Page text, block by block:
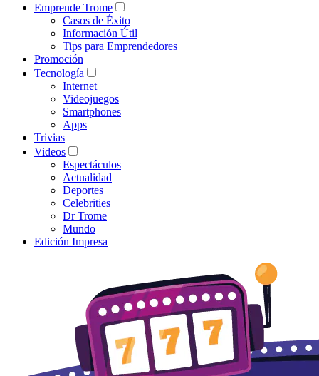
Emprende Trome
Casos de Éxito
Información Útil
Tips para Emprendedores
Promoción
Tecnología
Internet
Videojuegos
Smartphones
Apps
Trivias
Videos
Espectáculos
Actualidad
Deportes
Celebrities
Dr Trome
Mundo
Edición Impresa